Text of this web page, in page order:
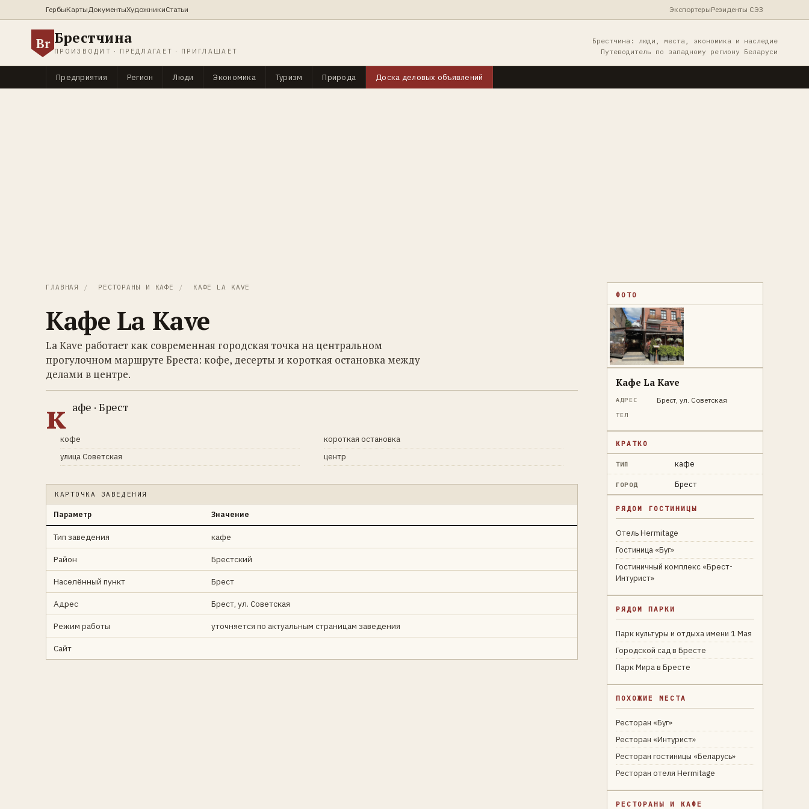
ГербыКартыДокументыХудожникиСтатьи ЭкспортерыРезиденты СЭЗ
Br Брестчина
ПРОИЗВОДИТ · ПРЕДЛАГАЕТ · ПРИГЛАШАЕТ
Брестчина: люди, места, экономика и наследие
Путеводитель по западному региону Беларуси
Предприятия Регион Люди Экономика Туризм Природа Доска деловых объявлений
ГЛАВНАЯ / РЕСТОРАНЫ И КАФЕ / КАФЕ LA KAVE
Кафе La Kave
La Kave работает как современная городская точка на центральном
прогулочном маршруте Бреста: кофе, десерты и короткая остановка между
делами в центре.
к афе · Брест
кофе
улица Советская
короткая остановка
центр
КАРТОЧКА ЗАВЕДЕНИЯ
Параметр Значение
Тип заведения кафе
Район Брестский
Населённый пункт Брест
Адрес Брест, ул. Советская
Режим работы уточняется по актуальным страницам заведения
Сайт
ФОТО
Кафе La Kave
АДРЕС Брест, ул. Советская
ТЕЛ
КРАТКО
ТИП кафе
ГОРОД Брест
РЯДОМ ГОСТИНИЦЫ
Отель Hermitage
Гостиница «Буг»
Гостиничный комплекс «Брест-
Интурист»
РЯДОМ ПАРКИ
Парк культуры и отдыха имени 1 Мая
Городской сад в Бресте
Парк Мира в Бресте
ПОХОЖИЕ МЕСТА
Ресторан «Буг»
Ресторан «Интурист»
Ресторан гостиницы «Беларусь»
Ресторан отеля Hermitage
РЕСТОРАНЫ И КАФЕ